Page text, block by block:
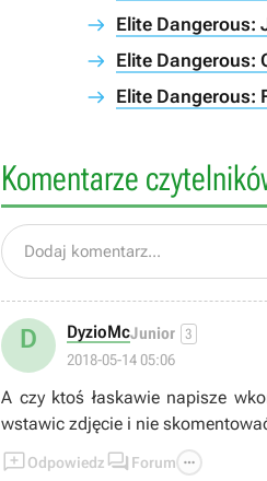
Elite Dangerous:
Elite Dangerous:
Elite Dangerous:
Komentarze
Dodaj komentarz...
D DyzioMcJunior 3
2018-05-14 05:06
A czy ktoś łaskawie napisze
wstawic zdjęcie i nie
Odpowiedz  Forum 